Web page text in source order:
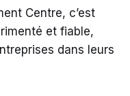
Centre, c’est
et fiable,
dans leurs